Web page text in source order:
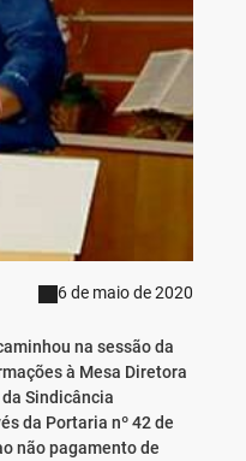
6 de maio de 2020
na sessão da
à Mesa Diretora
Sindicância
da Portaria nº 42 de
não pagamento de